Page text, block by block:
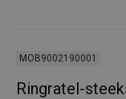
MOB9002190001
Ringratel-